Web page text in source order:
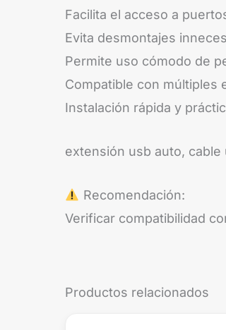
Facilita el acceso a
Evita desmontajes
Permite uso cómodo de
Compatible con múltiples
Instalación rápida y
extensión usb auto,
Recomendación:
Verificar compatibilidad
Productos relacionados